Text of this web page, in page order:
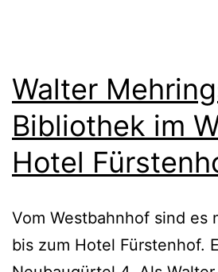
Walter
Bibliothek im
Hotel
Vom Westbahnhof sind es
bis zum Hotel Fürstenhof.